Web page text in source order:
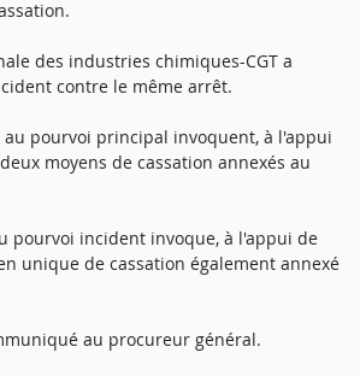
des industries chimiques-CGT a
contre le même arrêt.
au pourvoi principal invoquent, à l'appui
moyens de cassation annexés au
pourvoi incident invoque, à l'appui de
unique de cassation également annexé
au procureur général.